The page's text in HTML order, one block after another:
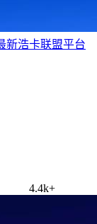
新浩卡联盟平台
4.4k+